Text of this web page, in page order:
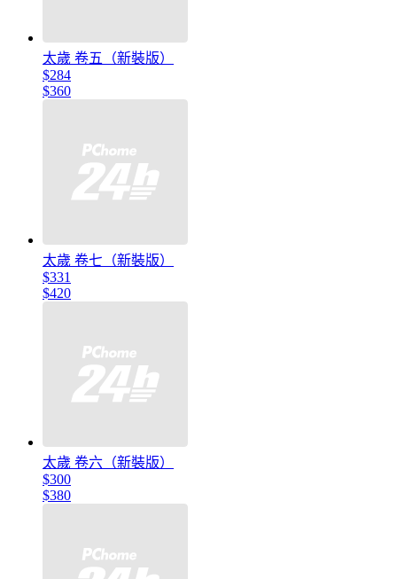
太歲 卷五（新裝版）
$284
$360
太歲 卷七（新裝版）
$331
$420
太歲 卷六（新裝版）
$300
$380